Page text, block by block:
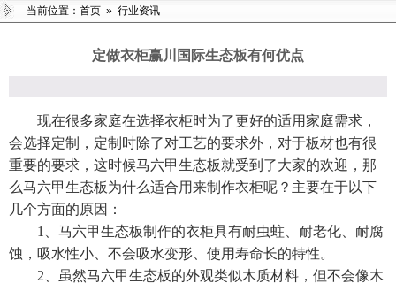
当前位置： 首页 » 行业资讯
定做衣柜赢川国际生态板有何优点
现在很多家庭在选择衣柜时为了更好的适用家庭需求，
会选择定制，定制时除了对工艺的要求外，对于板材也有很
重要的要求，这时候马六甲生态板就受到了大家的欢迎，那
么马六甲生态板为什么适合用来制作衣柜呢？主要在于以下
几个方面的原因：
1、马六甲生态板制作的衣柜具有耐虫蛀、耐老化、耐腐
蚀，吸水性小、不会吸水变形、使用寿命长的特性。
2、虽然马六甲生态板的外观类似木质材料，但不会像木